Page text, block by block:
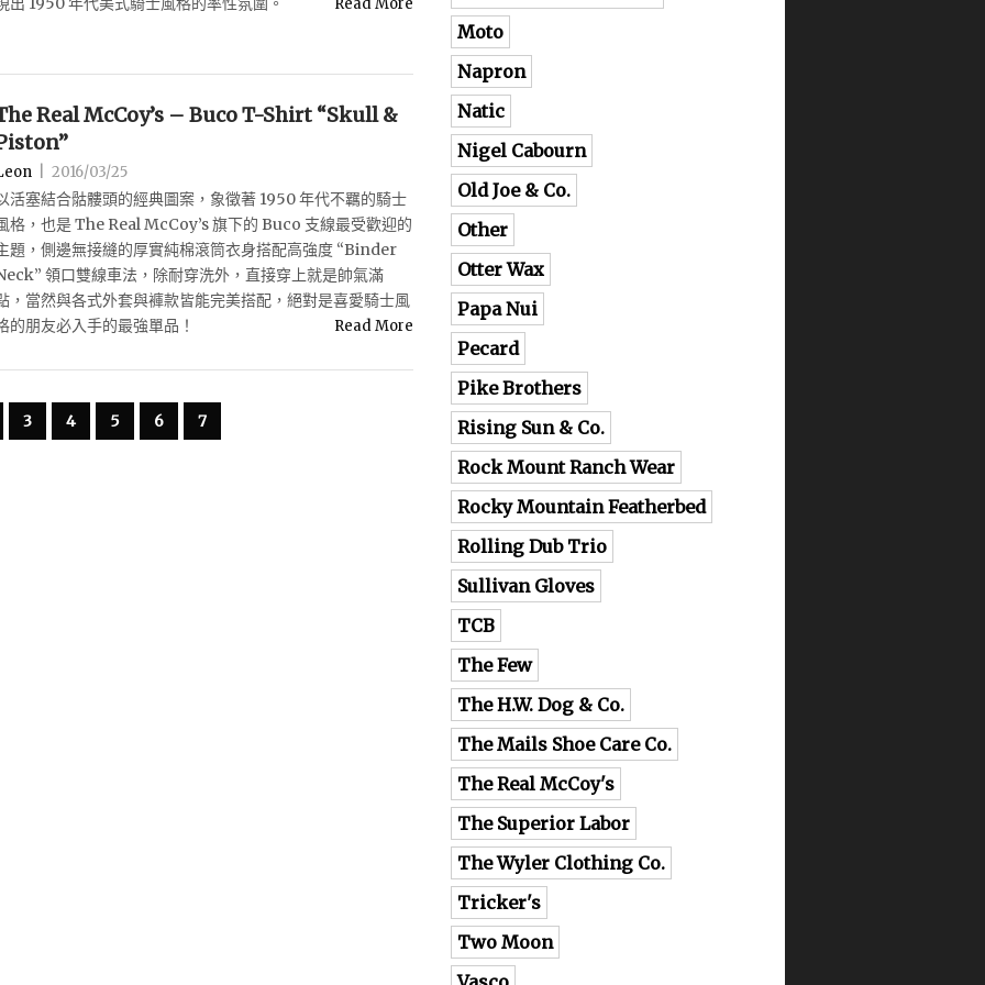
Read More
Real McCoy’s – Buco T-Shirt “Skull &
2016/03/25
活塞結合骷髏頭的經典圖案，象徵著 1950 年代不羈的騎士
格，也是 The Real McCoy’s 旗下的 Buco 支線最受歡迎的
題，側邊無接縫的厚實純棉滾筒衣身搭配高強度 “Binder
領口雙線車法，除耐穿洗外，直接穿上就是帥氣滿
，當然與各式外套與褲款皆能完美搭配，絕對是喜愛騎士風
的朋友必入手的最強單品！
Read More
3 4 5 6 7
Moto
Napron
Natic
Nigel Cabourn
Old Joe & Co.
Other
Otter Wax
Papa Nui
Pecard
Pike Brothers
Rising Sun & Co.
Rock Mount Ranch Wear
Rocky Mountain Featherbed
Rolling Dub Trio
Sullivan Gloves
TCB
The Few
The H.W. Dog & Co.
The Mails Shoe Care Co.
The Real McCoy's
The Superior Labor
The Wyler Clothing Co.
Tricker's
Two Moon